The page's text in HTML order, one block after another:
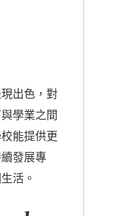
出色，對
學業之間
能提供更
發展專
活。